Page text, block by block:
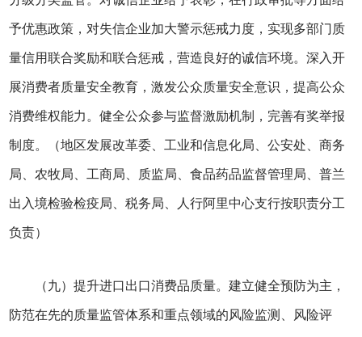
予优惠政策，对失信企业加大警示惩戒力度，实现多部门质
量信用联合奖励和联合惩戒，营造良好的诚信环境。深入开
展消费者质量安全教育，激发公众质量安全意识，提高公众
消费维权能力。健全公众参与监督激励机制，完善有奖举报
制度。（地区发展改革委、工业和信息化局、公安处、商务
局、农牧局、工商局、质监局、食品药品监督管理局、普兰
出入境检验检疫局、税务局、人行阿里中心支行按职责分工
负责）
（九）提升进口出口消费品质量。建立健全预防为主，
防范在先的质量监管体系和重点领域的风险监测、风险评